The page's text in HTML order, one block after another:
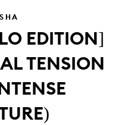
EDITION]
TENSION